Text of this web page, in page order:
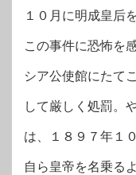
１０月に明成皇后
この事件に恐怖を
シア公使館にたて
して厳しく処罰。
は、１８９７年１
自ら皇帝を名乗る